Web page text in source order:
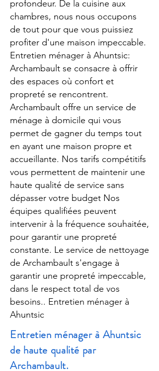
profondeur. De la cuisine aux
chambres, nous nous occupons
de tout pour que vous puissiez
profiter d'une maison impeccable.
Entretien ménager à Ahuntsic:
Archambault se consacre à offrir
des espaces où confort et
propreté se rencontrent.
Archambault offre un service de
ménage à domicile qui vous
permet de gagner du temps tout
en ayant une maison propre et
accueillante. Nos tarifs compétitifs
vous permettent de maintenir une
haute qualité de service sans
dépasser votre budget Nos
équipes qualifiées peuvent
intervenir à la fréquence souhaitée,
pour garantir une propreté
constante. Le service de nettoyage
de Archambault s'engage à
garantir une propreté impeccable,
dans le respect total de vos
besoins.. Entretien ménager à
Ahuntsic
Entretien ménager à Ahuntsic
de haute qualité par
Archambault.